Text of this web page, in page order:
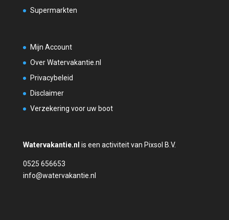
Supermarkten
Mijn Account
Over Watervakantie.nl
Privacybeleid
Disclaimer
Verzekering voor uw boot
Watervakantie.nl is een activiteit van Pixsol B.V.
0525 656653
info@watervakantie.nl